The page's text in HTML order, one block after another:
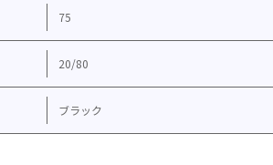
75
20/80
ブラック